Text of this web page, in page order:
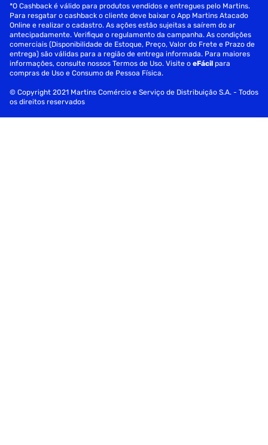
*O Cashback é válido para produtos vendidos e entregues pelo Martins.
Para resgatar o cashback o cliente deve baixar o App Martins Atacado
Online e realizar o cadastro. As ações estão sujeitas a saírem do ar
antecipadamente. Verifique o regulamento da campanha. As condições
comerciais (Disponibilidade de Estoque, Preço, Valor do Frete e Prazo de
entrega) são válidas para a região de entrega informada. Para maiores
informações, consulte nossos Termos de Uso. Visite oeFácil para
compras de Uso e Consumo de Pessoa Física.
© Copyright 2021 Martins Comércio e Serviço de Distribuição S.A. - Todos
os direitos reservados